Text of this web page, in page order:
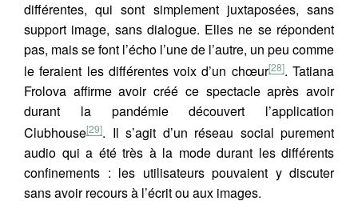
différentes, qui sont simplement juxtaposées, sans
support image, sans dialogue. Elles ne se répondent
pas, mais se font l’écho l’une de l’autre, un peu comme
le feraient les différentes voix d’un chœur[28]. Tatiana
Frolova affirme avoir créé ce spectacle après avoir
durant la pandémie découvert l’application
Clubhouse[29]. Il s’agit d’un réseau social purement
audio qui a été très à la mode durant les différents
confinements : les utilisateurs pouvaient y discuter
sans avoir recours à l’écrit ou aux images.